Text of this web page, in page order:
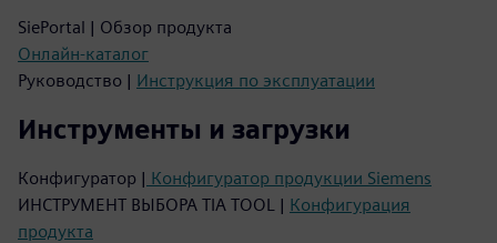
SiePortal | Обзор продукта
Онлайн-каталог
Руководство | Инструкция по эксплуатации
Инструменты и загрузки
Конфигуратор | Конфигуратор продукции Siemens
ИНСТРУМЕНТ ВЫБОРА TIA TOOL | Конфигурация
продукта